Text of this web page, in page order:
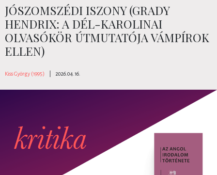
JÓSZOMSZÉDI ISZONY (GRADY
HENDRIX: A DÉL-KAROLINAI
OLVASÓKÖR ÚTMUTATÓJA VÁMPÍROK
ELLEN)
Kiss György (1995) 2026.04.16.